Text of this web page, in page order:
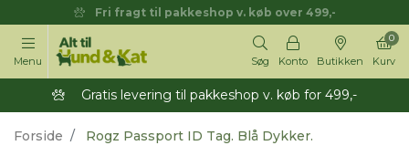
Fri fragt til pakkeshop v. køb over 499,-
Menu Søg Konto Butikken Kurv
0
Gratis levering til pakkeshop v. køb for 499,-
Forside Rogz Passport ID Tag. Blå Dykker.